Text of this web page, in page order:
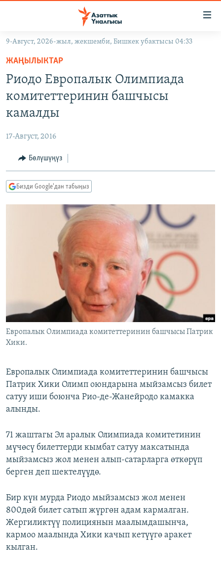
Навигацияга
өтүңүз
Издөөгө
салыңыз
МАДАНИЯТ
ДҮЙНӨ
ТВ ПРОГРАММАЛАР
БҮГҮН АЗАТТЫКТА
ЭЖЕ-СИҢДИЛЕР
ЫҢГАЙСЫЗ СУРООЛОР
ПОДКАСТ
Русский
ОНЛАЙН ШЕРИНЕ
ЭЕ/АРнун бардык сайттары
9-Август, 2026-жыл, жекшемби, Бишкек убактысы 04:33
ЖАҢЫЛЫКТАР
Риодо Европалык Олимпиада
комитеттеринин башчысы
камалды
17-Август, 2016
Бөлүшүңүз
Бизди Google'дан табыңыз
Европалык Олимпиада комитеттеринин башчысы Патрик
Хики.
Европалык Олимпиада комитеттеринин башчысы
Патрик Хики Олимп оюндарына мыйзамсыз билет
сатуу иши боюнча Рио-де-Жанейродо камакка
алынды.
71 жаштагы Эл аралык Олимпиада комитетинин
мүчөсү билеттерди кымбат сатуу максатында
мыйзамсыз жол менен алып-сатарларга өткөрүп
берген деп шектелүүдө.
Бир күн мурда Риодо мыйзамсыз жол менен
800дөй билет сатып жүргөн адам кармалган.
Жергиликтүү полициянын маалымдашынча,
кармоо маалында Хики качып кетүүгө аракет
кылган.